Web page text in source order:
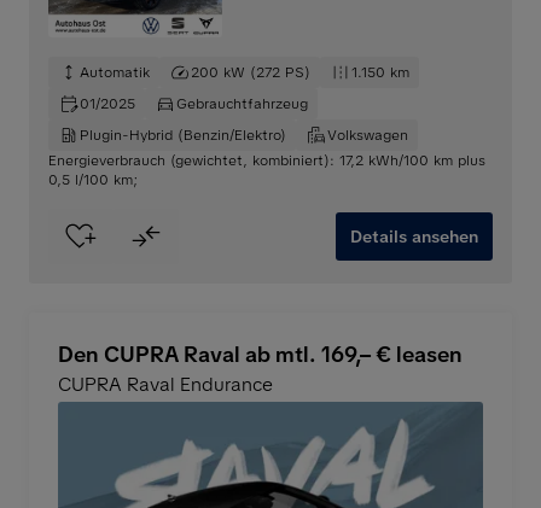
Automatik 200 kW (272 PS)
1.150 km
01/2025
Gebrauchtfahrzeug
Plugin-Hybrid (Benzin/Elektro)
Volkswagen
Energieverbrauch (gewichtet, kombiniert): 17,2 kWh/100 km plus
0,5 l/100 km;
Details ansehen
Den CUPRA Raval ab mtl. 169,– € leasen
CUPRA Raval Endurance